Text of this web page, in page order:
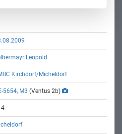
Leopold
Kirchdorf/Micheldorf
5654, M3 (Ventus 2b)